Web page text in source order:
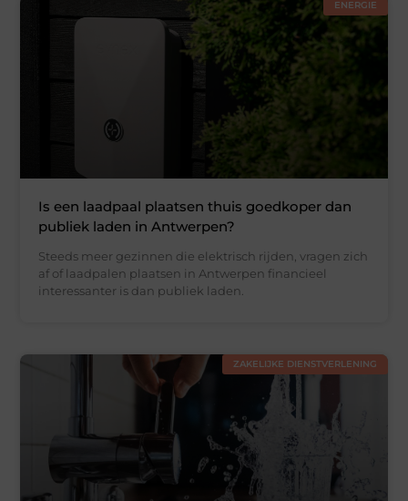
ENERGIE
Is een laadpaal plaatsen thuis goedkoper dan
publiek laden in Antwerpen?
Steeds meer gezinnen die elektrisch rijden, vragen zich
af of laadpalen plaatsen in Antwerpen financieel
interessanter is dan publiek laden.
ZAKELIJKE DIENSTVERLENING